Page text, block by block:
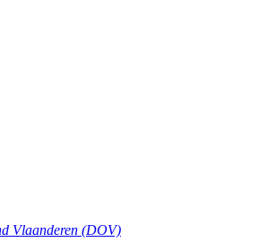
Vlaanderen (DOV)